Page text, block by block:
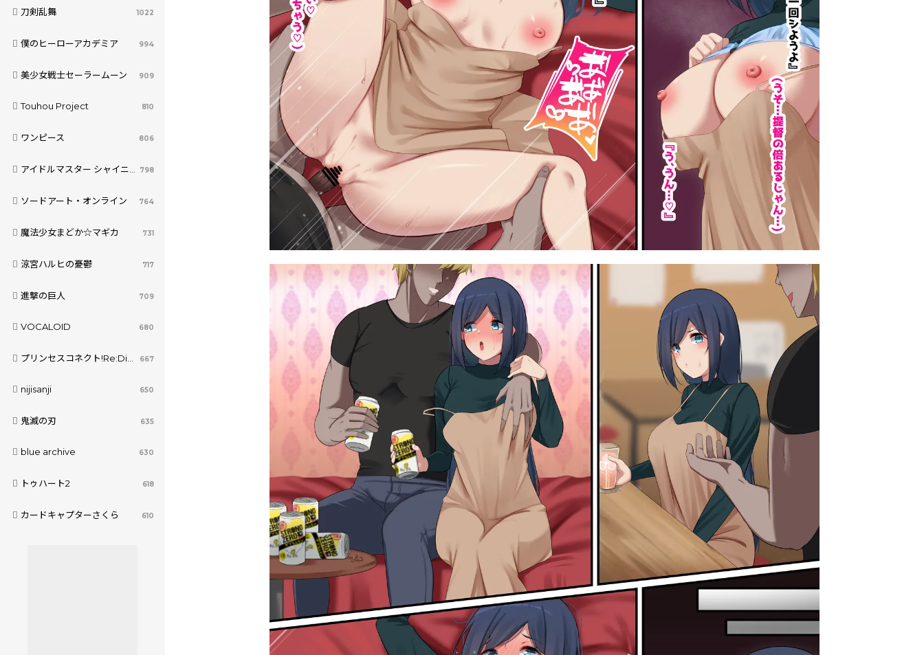
刀剣乱舞 1022
僕のヒーローアカデミア 994
美少女戦士セーラームーン 909
Touhou Project 810
ワンピース 806
アイドルマスター シャイニーカラーズ 798
ソードアート・オンライン 764
魔法少女まどか☆マギカ 731
涼宮ハルヒの憂鬱 717
進撃の巨人 709
VOCALOID 680
プリンセスコネクト!Re:Dive 667
nijisanji 650
鬼滅の刃 635
blue archive 630
トゥハート2 618
カードキャプターさくら 610